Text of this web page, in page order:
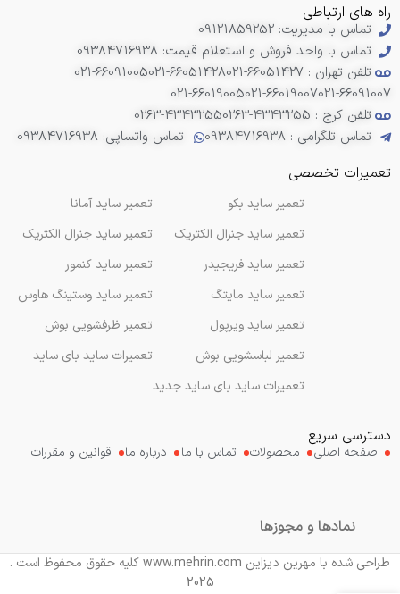
راه های ارتباطی
تماس با مدیریت: 09121859252
تماس با واحد فروش و استعلام قیمت: 09384716938
تلفن تهران : 66051427-021
021-66051428
021-66091005
021-66091007
021-66019007
021-66019005
تلفن کرج : 4343255-0263
0263-4343255
تماس تلگرامی : 09384716938
تماس واتساپی: 09384716938
تعمیرات تخصصی
تعمیر ساید آمانا
تعمیر ساید جنرال الکتریک
تعمیر ساید کنمور
تعمیر ساید وستینگ هاوس
تعمیر ظرفشویی بوش
تعمیرات ساید بای ساید
تعمیر ساید بکو
تعمیر ساید جنرال الکتریک
تعمیر ساید فریجیدر
تعمیر ساید مایتگ
تعمیر ساید ویرپول
تعمیر لباسشویی بوش
تعمیرات ساید بای ساید جدید
دسترسی سریع
صفحه اصلی محصولات تماس با ما درباره ما قوانین و مقررات
نمادها و مجوزها
طراحی شده با مهرین دیزاین www.mehrin.com کلیه حقوق محفوظ است .
2025